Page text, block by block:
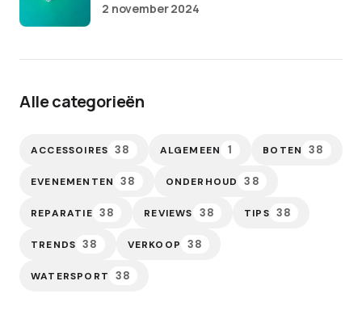
2 november 2024
Alle categorieën
ACCESSOIRES 38 ALGEMEEN 1 BOTEN 38
EVENEMENTEN 38 ONDERHOUD 38
REPARATIE 38 REVIEWS 38 TIPS 38
TRENDS 38 VERKOOP 38
WATERSPORT 38